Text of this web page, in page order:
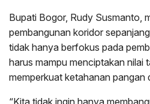
Bupati Bogor, Rudy Susmanto,
pembangunan koridor
tidak hanya berfokus pada
harus mampu menciptakan nilai
memperkuat ketahanan pangan